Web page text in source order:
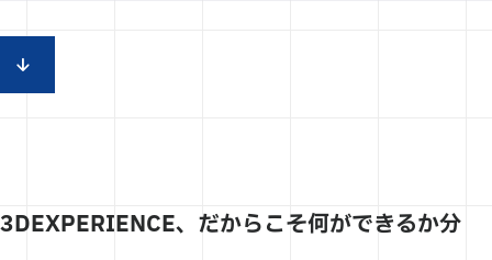
、だからこそ何ができるか分